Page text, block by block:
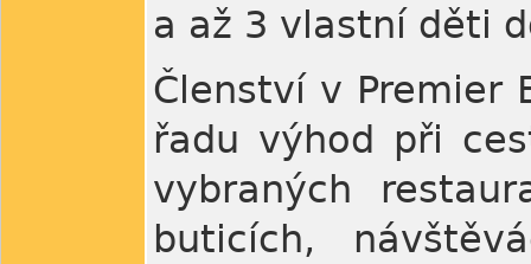
a až 3 vlastní děti
Členství v Premier
řadu výhod při
vybraných
buticích,